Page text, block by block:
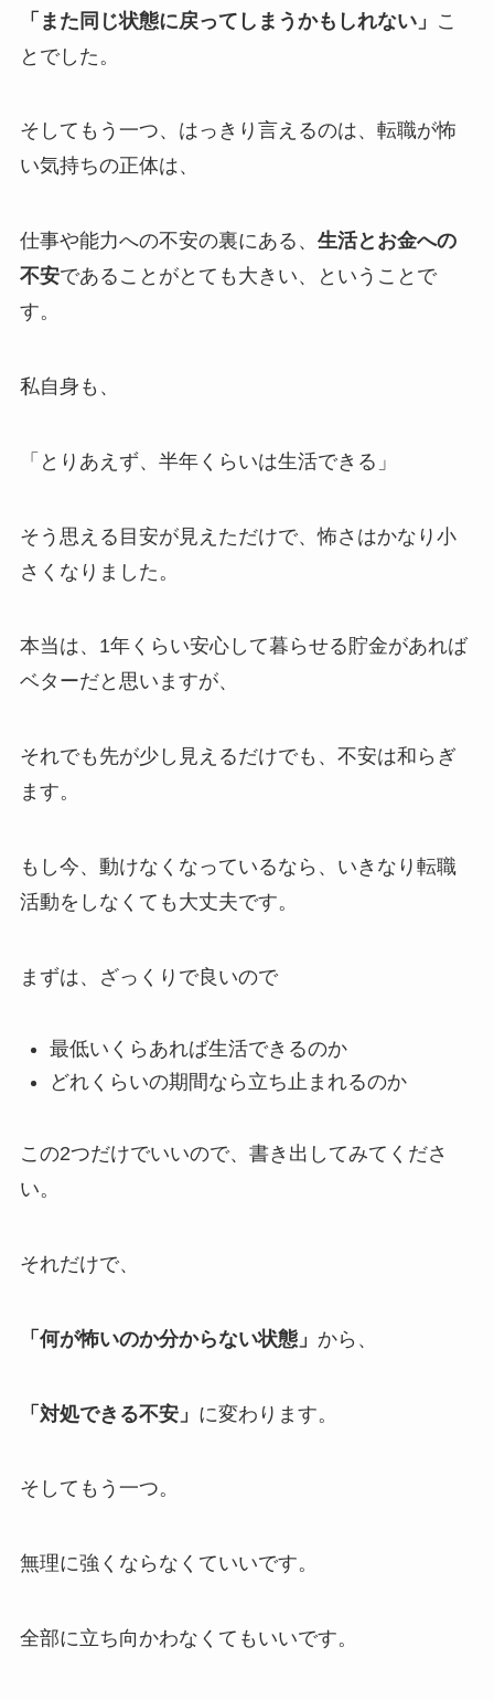
「また同じ状態に戻ってしまうかもしれない」 こ
とでした。
そしてもう一つ、はっきり言えるのは、転職が怖
い気持ちの正体は、
仕事や能力への不安の裏にある、 生活とお金への
不安であることがとても大きい、ということで
す。
私自身も、
「とりあえず、半年くらいは生活できる」
そう思える目安が見えただけで、怖さはかなり小
さくなりました。
本当は、1年くらい安心して暮らせる貯金があれば
ベターだと思いますが、
それでも先が少し見えるだけでも、不安は和らぎ
ます。
もし今、動けなくなっているなら、いきなり転職
活動をしなくても大丈夫です。
まずは、ざっくりで良いので
最低いくらあれば生活できるのか
どれくらいの期間なら立ち止まれるのか
この2つだけでいいので、書き出してみてくださ
い。
それだけで、
「何が怖いのか分からない状態」 から、
「対処できる不安」 に変わります。
そしてもう一つ。
無理に強くならなくていいです。
全部に立ち向かわなくてもいいです。